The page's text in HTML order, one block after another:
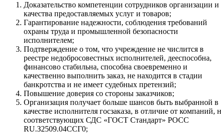
Доказательство компетенции сотрудников организации и
качества предоставляемых услуг и товаров;
Гарантирование надежности, соблюдения требований
охраны труда и промышленной безопасности
исполнителем;
Подтверждение о том, что учреждение не числится в
реестре недобросовестных исполнителей, дееспособна,
финансово стабильна, способна своевременно и
качественно выполнить заказ, не находится в стадии
банкротства и не имеет судебных претензий;
Повышение доверия со стороны заказчиков;
Организация получает больше шансов быть выбранной в
качестве исполнителя госзаказа, в отличие от компаний,
соответствующих СДС «ГОСТ Стандарт» РОСС
RU.З2509.04ССГ0;